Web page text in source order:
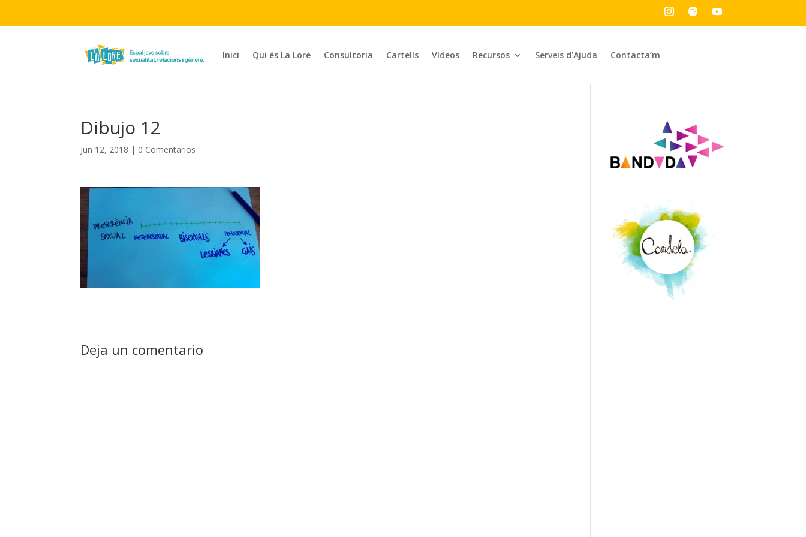
Inici Qui és La Lore Consultoria Cartells Vídeos Recursos Serveis d’Ajuda Contacta’m
Dibujo 12
Jun 12, 2018 | 0 Comentarios
Deja un comentario